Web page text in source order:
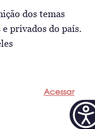
dos temas
privados do país.
Acessar